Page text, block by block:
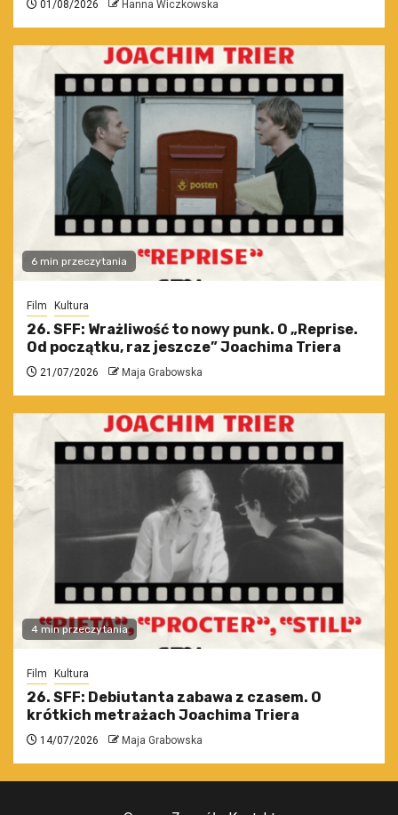
01/08/2026 Hanna Wiczkowska
6 min przeczytania
Film Kultura
26. SFF: Wrażliwość to nowy punk. O „Reprise.
Od początku, raz jeszcze” Joachima Triera
21/07/2026 Maja Grabowska
4 min przeczytania
Film Kultura
26. SFF: Debiutanta zabawa z czasem. O
krótkich metrażach Joachima Triera
14/07/2026 Maja Grabowska